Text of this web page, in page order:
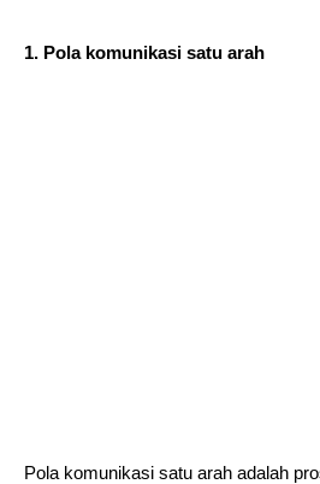
1. Pola komunikasi satu arah
Pola komunikasi satu arah adalah